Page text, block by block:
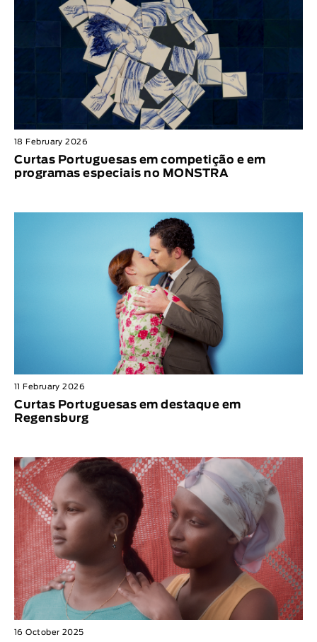
18 February 2026
Curtas Portuguesas em competição e em
programas especiais no MONSTRA
11 February 2026
Curtas Portuguesas em destaque em
Regensburg
16 October 2025